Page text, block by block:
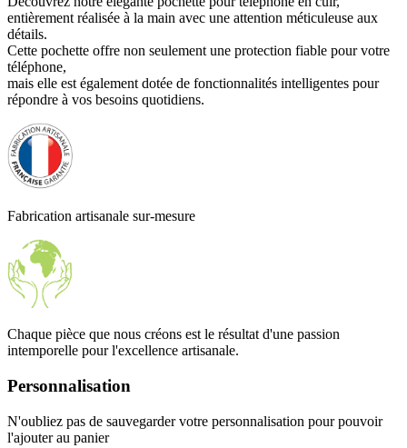
entièrement réalisée à la main avec une attention méticuleuse aux
détails.
Cette pochette offre non seulement une protection fiable pour votre
téléphone,
mais elle est également dotée de fonctionnalités intelligentes pour
répondre à vos besoins quotidiens.
Fabrication artisanale sur-mesure
Chaque pièce que nous créons est le résultat d'une passion
intemporelle pour l'excellence artisanale.
Personnalisation
N'oubliez pas de sauvegarder votre personnalisation pour pouvoir
l'ajouter au panier